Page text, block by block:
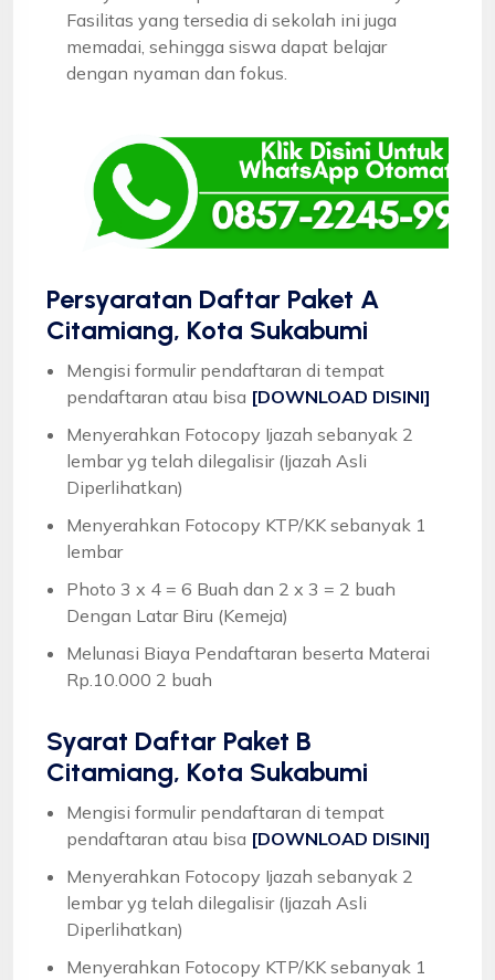
Fasilitas yang tersedia di sekolah ini juga
memadai, sehingga siswa dapat belajar
dengan nyaman dan fokus.
Persyaratan Daftar Paket A
Citamiang, Kota Sukabumi
Mengisi formulir pendaftaran di tempat
pendaftaran atau bisa [DOWNLOAD DISINI]
Menyerahkan Fotocopy Ijazah sebanyak 2
lembar yg telah dilegalisir (Ijazah Asli
Diperlihatkan)
Menyerahkan Fotocopy KTP/KK sebanyak 1
lembar
Photo 3 x 4 = 6 Buah dan 2 x 3 = 2 buah
Dengan Latar Biru (Kemeja)
Melunasi Biaya Pendaftaran beserta Materai
Rp.10.000 2 buah
Syarat Daftar Paket B
Citamiang, Kota Sukabumi
Mengisi formulir pendaftaran di tempat
pendaftaran atau bisa [DOWNLOAD DISINI]
Menyerahkan Fotocopy Ijazah sebanyak 2
lembar yg telah dilegalisir (Ijazah Asli
Diperlihatkan)
Menyerahkan Fotocopy KTP/KK sebanyak 1